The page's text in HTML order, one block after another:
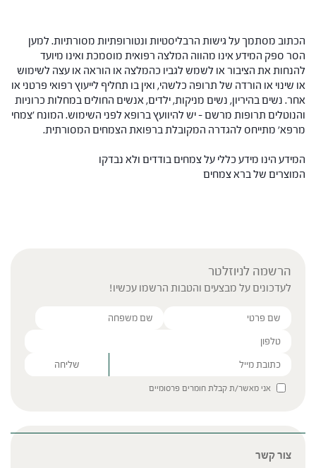
הכתוב מסתמך על גישות הרבליסטיות ונטורופתיות מסורתיות. למען
הסר ספק המידע אינו מהווה המלצה רפואית מוסמכת ואינו מיועד
להנחות את הציבור או לשמש לגביו כהמלצה או הוראה או עצה לשימוש
או שינוי או הורדה של תרופה כלשהי, ואין בו תחליף לייעוץ רפואי פרטני או
אחר. נשים בהיריון, נשים מניקות, ילדים, אנשים החולים במחלות כרוניות
והנוטלים תרופות מרשם – יש להיוועץ ברופא לפני השימוש. המונח 'צמחי
מרפא' מתייחס להגדרה המקובלת ברפואת הצמחים המסורתית.
המידע הינו מידע כללי על צמחים בודדים ולא נבדקו
המוצרים של ברא צמחים
הרשמה לניוזלטר
לעדכונים על מבצעים והטבות הרשמו עכשיו!
Please leave this field empty.
אני מאשר/ת קבלת חומרים פרסומיים
צור קשר